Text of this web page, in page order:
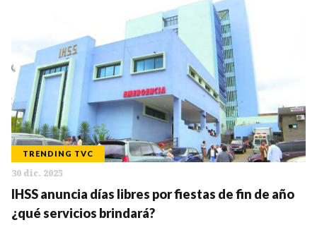
TRENDING TVC
30 dic. 2025
IHSS anuncia días libres por fiestas de fin de año
¿qué servicios brindará?